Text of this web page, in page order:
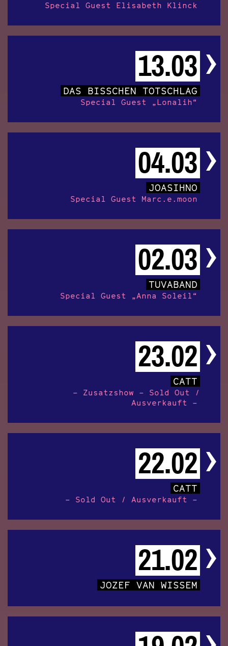
Special Guest Elisabeth Klinck
13.03
DAS BISSCHEN TOTSCHLAG
Special Guest „Lonalih“
04.03
JOASIHNO
Special Guest Marc.e.moon
02.03
TUVABAND
Special Guest „Anna Soleil“
23.02
CATT
– Zusatzshow – Sold Out /
Ausverkauft –
22.02
CATT
– Sold Out / Ausverkauft –
21.02
JOZEF VAN WISSEM